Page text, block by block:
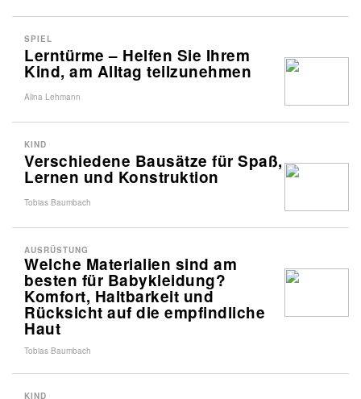
Lerntürme – Helfen Sie Ihrem
Kind, am Alltag teilzunehmen
SPIEL
Alina Lehmann
Verschiedene Bausätze für Spaß,
Lernen und Konstruktion
KIND
Tobias Baumbach
Welche Materialien sind am
besten für Babykleidung?
Komfort, Haltbarkeit und
Rücksicht auf die empfindliche
Haut
AUSRÜSTUNG
Tobias Baumbach
KIND